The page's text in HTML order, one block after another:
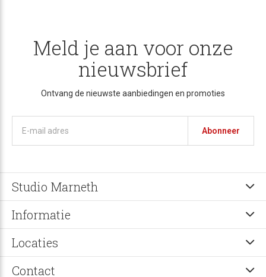
Meld je aan voor onze
nieuwsbrief
Ontvang de nieuwste aanbiedingen en promoties
Abonneer
Studio Marneth
Informatie
Locaties
Contact